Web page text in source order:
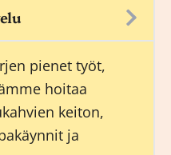
pienet työt,
hoitaa
keiton,
ja